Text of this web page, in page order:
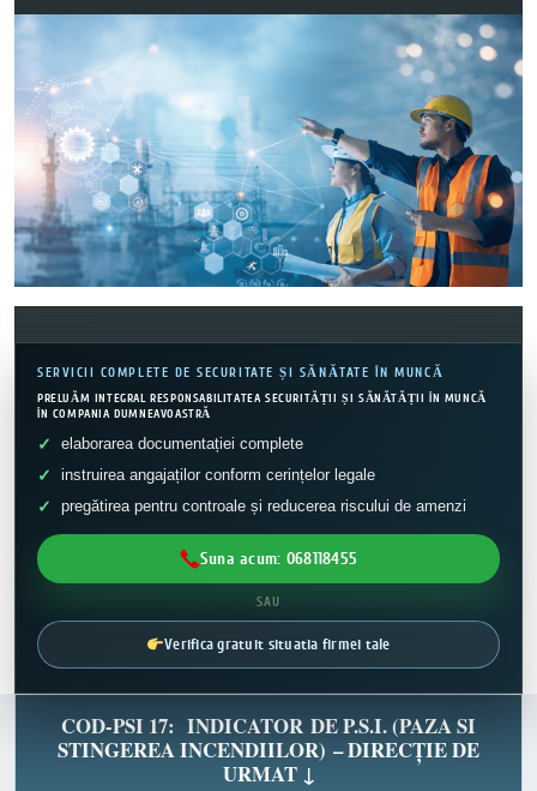
SERVICII COMPLETE DE SECURITATE ȘI SĂNĂTATE ÎN MUNCĂ
PRELUĂM INTEGRAL RESPONSABILITATEA SECURITĂȚII ȘI SĂNĂTĂȚII ÎN MUNCĂ
ÎN COMPANIA DUMNEAVOASTRĂ
elaborarea documentației complete
instruirea angajaților conform cerințelor legale
pregătirea pentru controale și reducerea riscului de amenzi
Suna acum: 068118455
SAU
Verifica gratuit situatia firmei tale
COD-PSI 17: INDICATOR DE P.S.I. (PAZA SI
STINGEREA INCENDIILOR) – DIRECȚIE DE
URMAT ↓